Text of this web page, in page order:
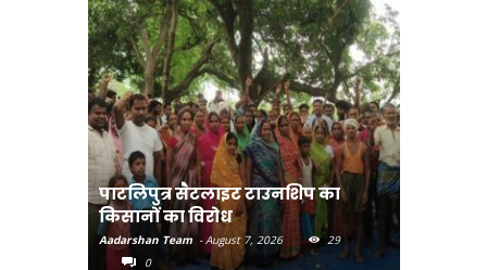
पाटलिपुत्र सैटलाइट टाउनशिप का
किसानों का विरोध
Aadarshan Team - August 7, 2026
29
0